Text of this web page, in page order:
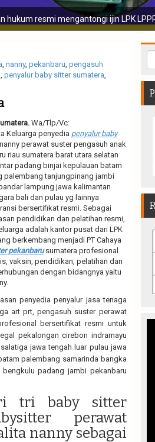
LPK LPPRT dan bergaransi
, nanny, pekanbaru, pengasuh
, penyalur baby sitter sumatera,
Wa/Tlp/Vc:
Keluarga penyedia penyalur baby
perawat suster pengasuh anak
riau sumatera barat utara selatan
padang binjai kepulauan batam
palembang tanjungpinang jambi
lampung jawa kalimantan
bali dan pulau yg lainnya
bersertifikat resmi. Sebagai
pendidikan dan pelatihan resmi,
adalah kantor pusat dari LPK
berkembang menjadi PT Cahaya
pekanbarusumatera profesional
vaksin, pendidikan, pelatihan dan
dengan bidangnya yaitu
penyedia penyalur jasa tenaga
art prt, pengasuh suster perawat
bersertifikat resmi untuk
pekalongan cirebon indramayu
jawa tengah luar pulau jawa
palembang samarinda bangka
padang jambi pekanbaru
tri baby sitter
perawat
nanny sebagai